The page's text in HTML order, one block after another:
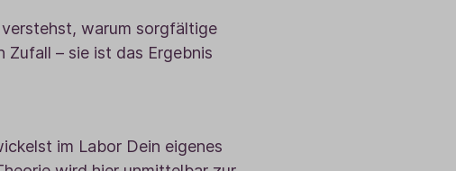
warum sorgfältige
– sie ist das Ergebnis
im Labor Dein eigenes